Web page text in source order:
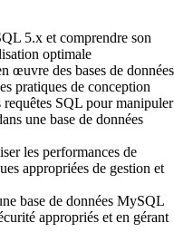
5.x et comprendre son
optimale
œuvre des bases de données
pratiques de conception
requêtes SQL pour manipuler
une base de données
les performances de
appropriées de gestion et
base de données MySQL
appropriés et en gérant